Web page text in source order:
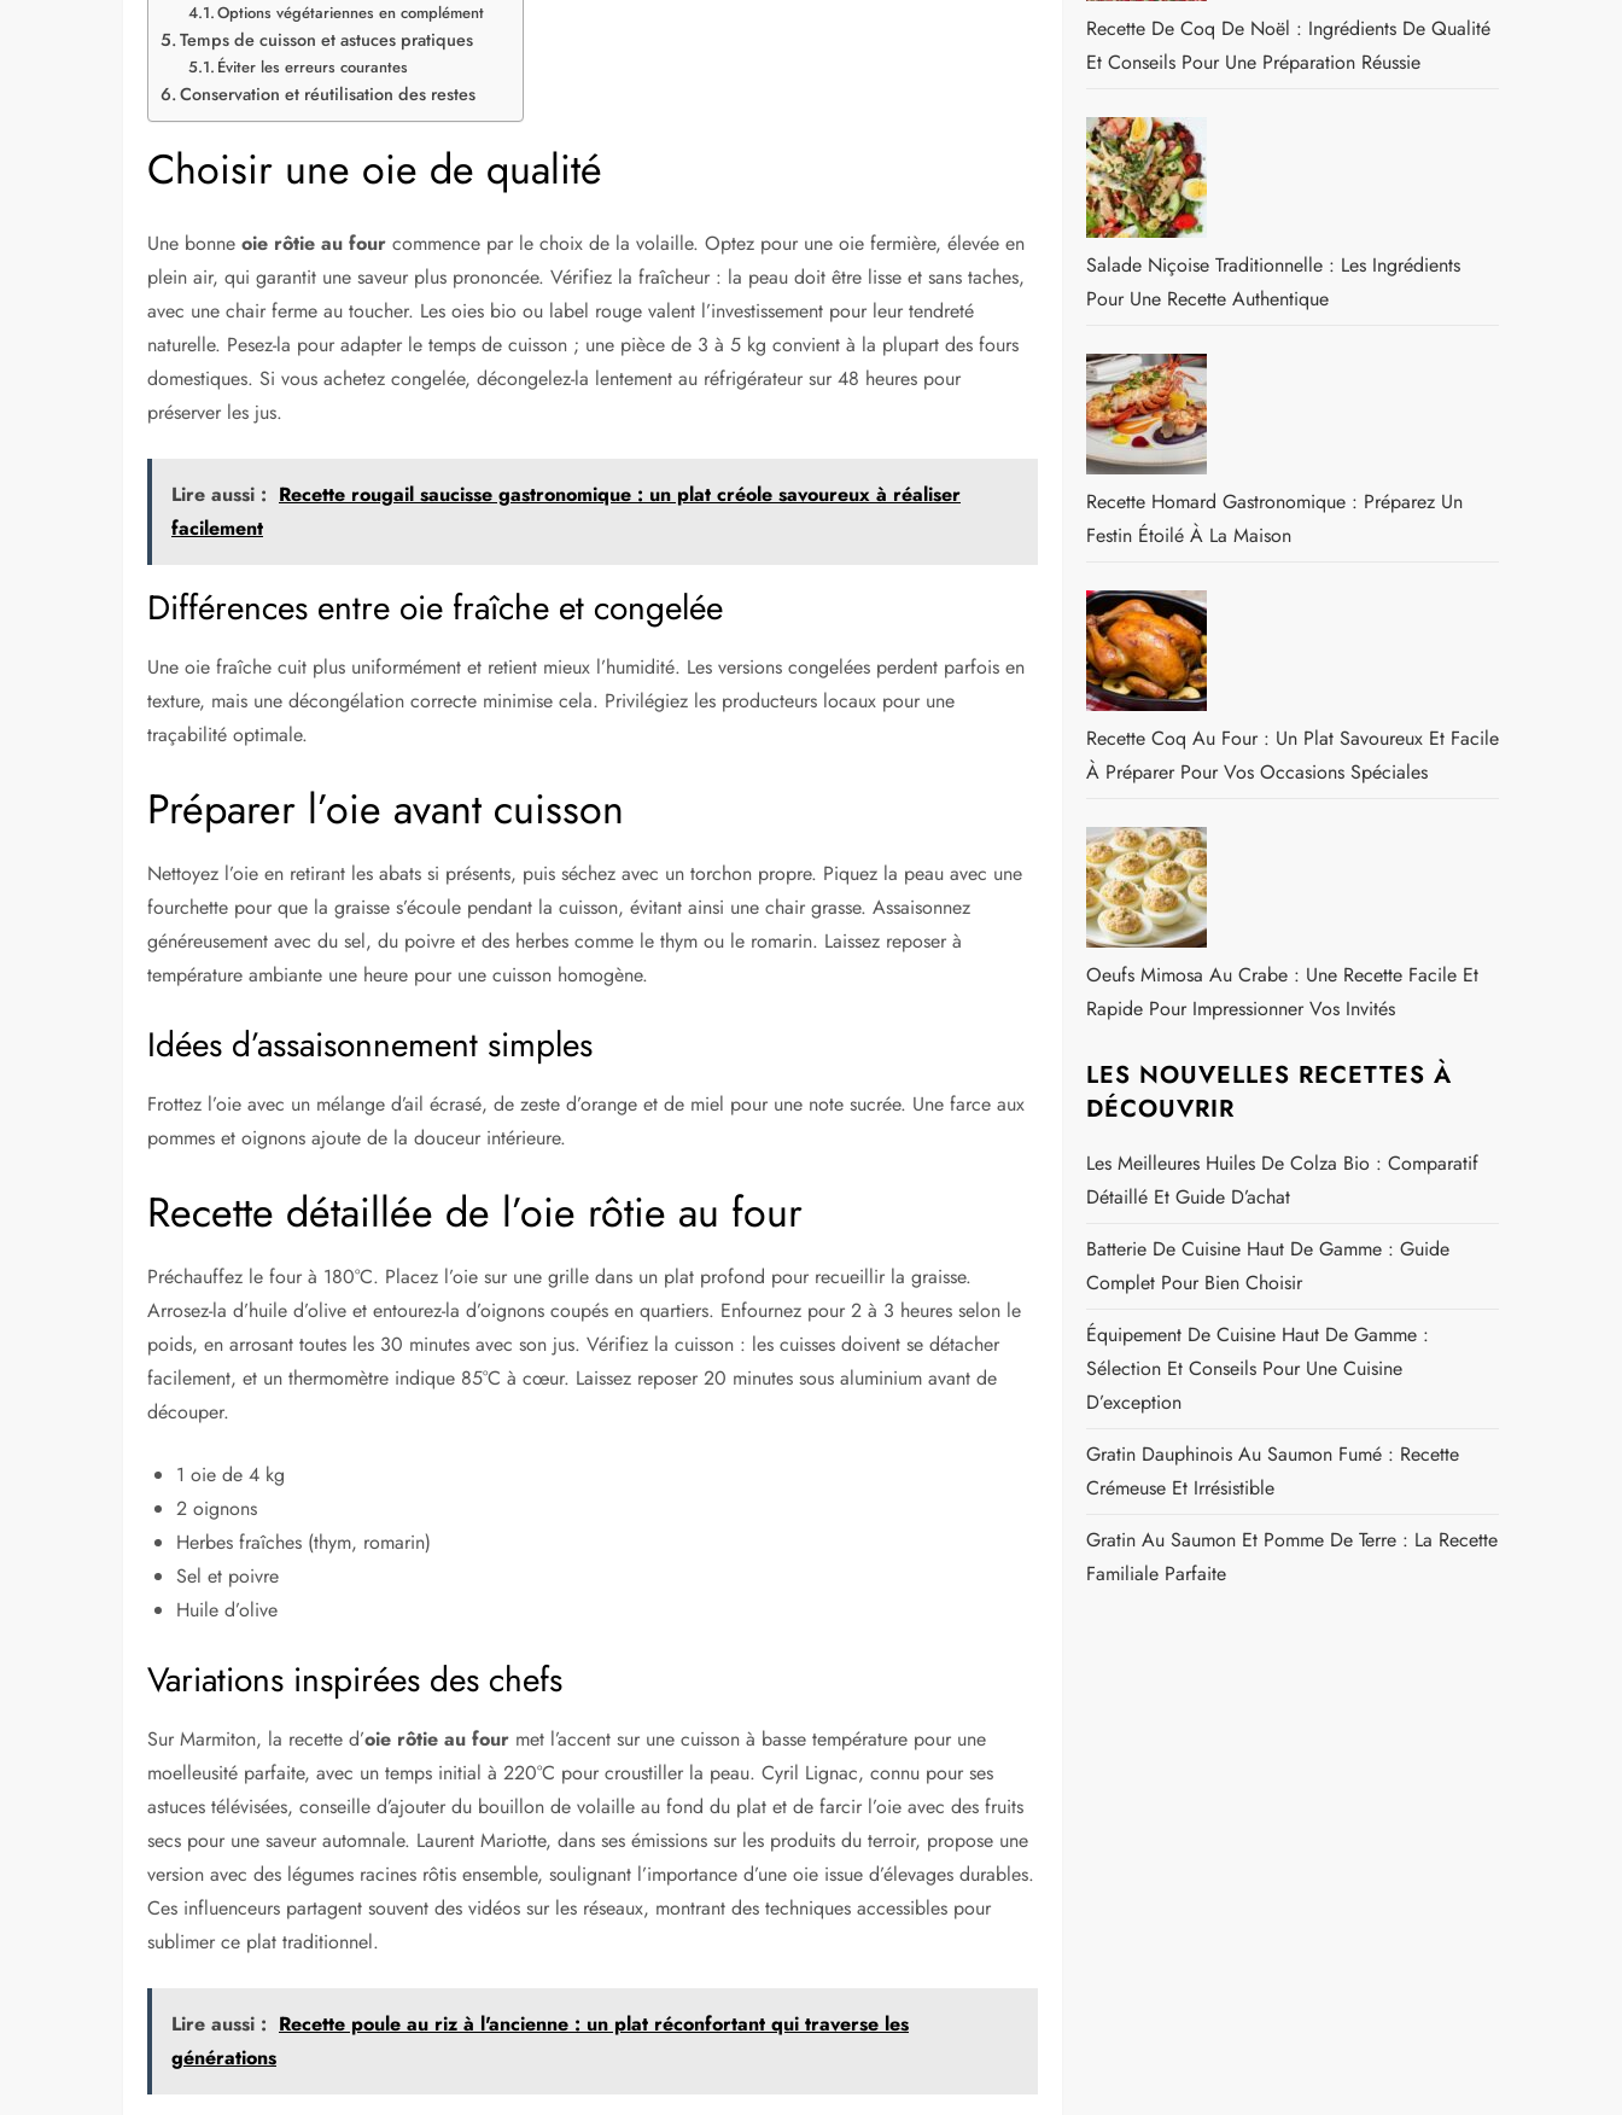
Options végétariennes en complément
Temps de cuisson et astuces pratiques
Éviter les erreurs courantes
Conservation et réutilisation des restes
Choisir une oie de qualité
Une bonne oie rôtie au four commence par le choix de la volaille. Optez pour une oie fermière, élevée en
plein air, qui garantit une saveur plus prononcée. Vérifiez la fraîcheur : la peau doit être lisse et sans taches,
avec une chair ferme au toucher. Les oies bio ou label rouge valent l’investissement pour leur tendreté
naturelle. Pesez-la pour adapter le temps de cuisson ; une pièce de 3 à 5 kg convient à la plupart des fours
domestiques. Si vous achetez congelée, décongelez-la lentement au réfrigérateur sur 48 heures pour
préserver les jus.
Lire aussi : Recette rougail saucisse gastronomique : un plat créole savoureux à réaliser
facilement
Différences entre oie fraîche et congelée
Une oie fraîche cuit plus uniformément et retient mieux l’humidité. Les versions congelées perdent parfois en
texture, mais une décongélation correcte minimise cela. Privilégiez les producteurs locaux pour une
traçabilité optimale.
Préparer l’oie avant cuisson
Nettoyez l’oie en retirant les abats si présents, puis séchez avec un torchon propre. Piquez la peau avec une
fourchette pour que la graisse s’écoule pendant la cuisson, évitant ainsi une chair grasse. Assaisonnez
généreusement avec du sel, du poivre et des herbes comme le thym ou le romarin. Laissez reposer à
température ambiante une heure pour une cuisson homogène.
Idées d’assaisonnement simples
Frottez l’oie avec un mélange d’ail écrasé, de zeste d’orange et de miel pour une note sucrée. Une farce aux
pommes et oignons ajoute de la douceur intérieure.
Recette détaillée de l’oie rôtie au four
Préchauffez le four à 180°C. Placez l’oie sur une grille dans un plat profond pour recueillir la graisse.
Arrosez-la d’huile d’olive et entourez-la d’oignons coupés en quartiers. Enfournez pour 2 à 3 heures selon le
poids, en arrosant toutes les 30 minutes avec son jus. Vérifiez la cuisson : les cuisses doivent se détacher
facilement, et un thermomètre indique 85°C à cœur. Laissez reposer 20 minutes sous aluminium avant de
découper.
1 oie de 4 kg
2 oignons
Herbes fraîches (thym, romarin)
Sel et poivre
Huile d’olive
Variations inspirées des chefs
Sur Marmiton, la recette d’oie rôtie au four met l’accent sur une cuisson à basse température pour une
moelleusité parfaite, avec un temps initial à 220°C pour croustiller la peau. Cyril Lignac, connu pour ses
astuces télévisées, conseille d’ajouter du bouillon de volaille au fond du plat et de farcir l’oie avec des fruits
secs pour une saveur automnale. Laurent Mariotte, dans ses émissions sur les produits du terroir, propose une
version avec des légumes racines rôtis ensemble, soulignant l’importance d’une oie issue d’élevages durables.
Ces influenceurs partagent souvent des vidéos sur les réseaux, montrant des techniques accessibles pour
sublimer ce plat traditionnel.
Lire aussi : Recette poule au riz à l'ancienne : un plat réconfortant qui traverse les
générations
Recette De Coq De Noël : Ingrédients De Qualité
Et Conseils Pour Une Préparation Réussie
Salade Niçoise Traditionnelle : Les Ingrédients
Pour Une Recette Authentique
Recette Homard Gastronomique : Préparez Un
Festin Étoilé À La Maison
Recette Coq Au Four : Un Plat Savoureux Et Facile
À Préparer Pour Vos Occasions Spéciales
Oeufs Mimosa Au Crabe : Une Recette Facile Et
Rapide Pour Impressionner Vos Invités
LES NOUVELLES RECETTES À
DÉCOUVRIR
Les Meilleures Huiles De Colza Bio : Comparatif
Détaillé Et Guide D’achat
Batterie De Cuisine Haut De Gamme : Guide
Complet Pour Bien Choisir
Équipement De Cuisine Haut De Gamme :
Sélection Et Conseils Pour Une Cuisine
D’exception
Gratin Dauphinois Au Saumon Fumé : Recette
Crémeuse Et Irrésistible
Gratin Au Saumon Et Pomme De Terre : La Recette
Familiale Parfaite